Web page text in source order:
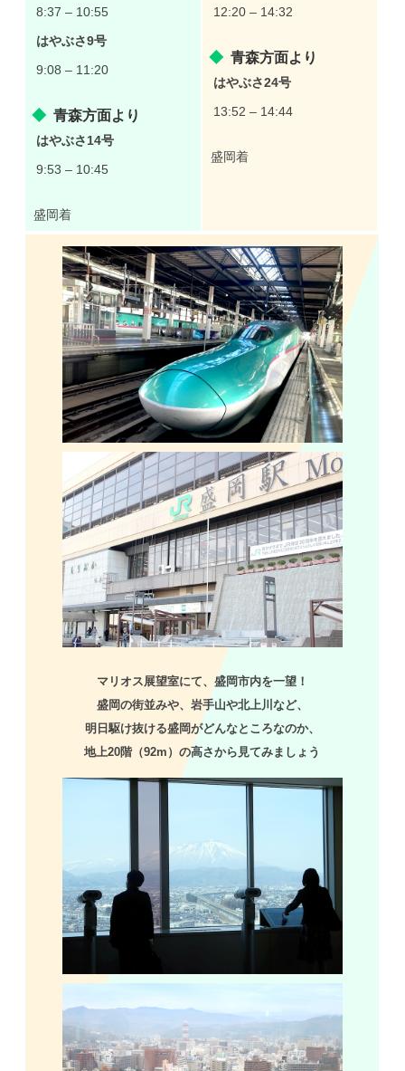
見どころマップ
大会ボランティア募集
企業版ふるさと納税募集
Q&A|お問い合わせ
参加申込について
参加者受付について
競技について
会場について
健康チェックについて
8:37 – 10:55
はやぶさ9号
9:08 – 11:20
青森方面より
はやぶさ14号
9:53 – 10:45
盛岡着
12:20 – 14:32
青森方面より
はやぶさ24号
13:52 – 14:44
盛岡着
マリオス展望室にて、盛岡市内を一望！
盛岡の街並みや、岩手山や北上川など、
明日駆け抜ける盛岡がどんなところなのか、
地上20階（92m）の高さから見てみましょう